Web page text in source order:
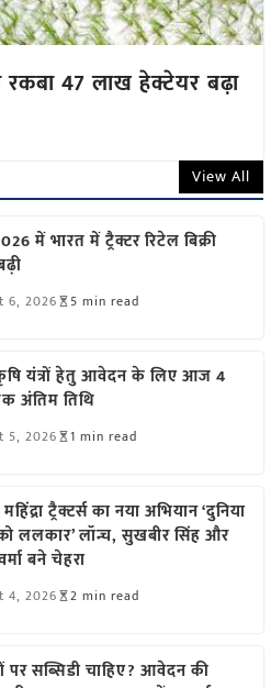
47 लाख हेक्टेयर बढ़ा
View All
में भारत में ट्रैक्टर रिटेल बिक्री
6, 2026 5 min read
कृषि यंत्रों हेतु आवेदन के लिए आज 4
अंतिम तिथि
5, 2026 1 min read
ट्रैक्टर्स का नया अभियान ‘दुनिया
ललकार’ लॉन्च, सुखबीर सिंह और
बने चेहरा
4, 2026 2 min read
पर सब्सिडी चाहिए? आवेदन की